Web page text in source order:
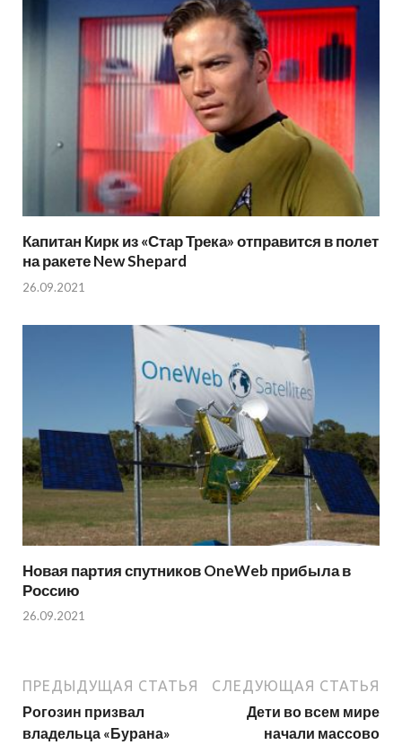
Капитан Кирк из «Стар Трека» отправится в полет
на ракете New Shepard
26.09.2021
Новая партия спутников OneWeb прибыла в
Россию
26.09.2021
ПРЕДЫДУЩАЯ СТАТЬЯ
Рогозин призвал
владельца «Бурана»
СЛЕДУЮЩАЯ СТАТЬЯ
Дети во всем мире
начали массово